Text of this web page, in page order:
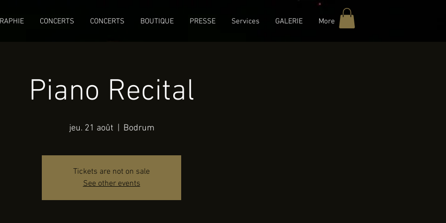
CONCERTS CONCERTS BOUTIQUE PRESSE Services GALERIE More
Piano Recital
jeu. 21 août Bodrum
Tickets are not on sale
See other events